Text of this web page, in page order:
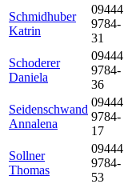
Schmidhuber
Katrin
09444
9784-
31
Schoderer
Daniela
09444
9784-
36
Seidenschwand
Annalena
09444
9784-
17
Sollner
Thomas
09444
9784-
53